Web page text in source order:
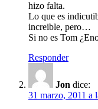
hizo falta.
Lo que es
increible, pero…
Si no es Tom
Responder
Jon dice:
31 marzo, 2011 a